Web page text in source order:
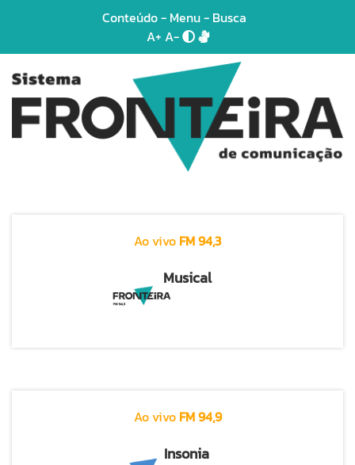
Conteúdo- Menu- Busca
A+ A-
Ao vivo FM 94,3
Musical
Ao vivo FM 94,9
Insonia